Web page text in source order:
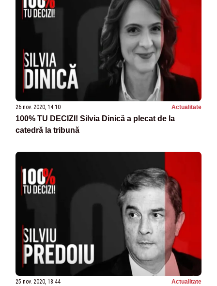
26 nov. 2020, 14:10 Actualitate
100% TU DECIZI! Silvia Dinică a plecat de la
catedră la tribună
25 nov. 2020, 18:44 Actualitate